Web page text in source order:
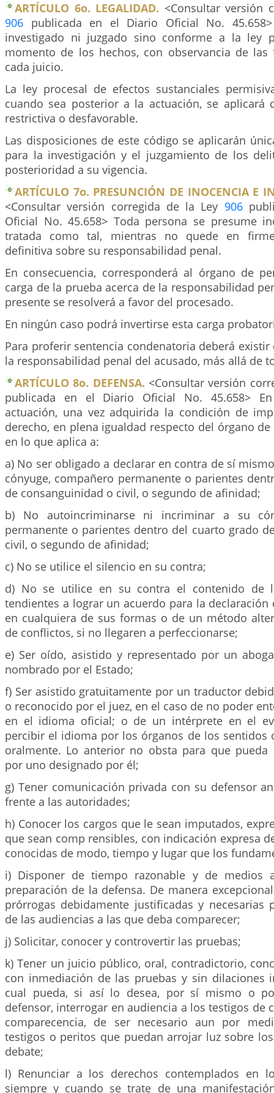
ARTÍCULO 6o. LEGALIDAD. <Consultar versión
906 publicada en el Diario Oficial No.
investigado ni juzgado sino conforme a la ley
momento de los hechos, con observancia de
cada juicio.
La ley procesal de efectos sustanciales
cuando sea posterior a la actuación, se aplicará
restrictiva o desfavorable.
Las disposiciones de este código se aplicarán
para la investigación y el juzgamiento de los
posterioridad a su vigencia.
ARTÍCULO 7o. PRESUNCIÓN DE INOCENCIA E
<Consultar versión corregida de la Ley 906
Oficial No. 45.658> Toda persona se presume
tratada como tal, mientras no quede en
definitiva sobre su responsabilidad penal.
En consecuencia, corresponderá al órgano de
carga de la prueba acerca de la responsabilidad
presente se resolverá a favor del procesado.
En ningún caso podrá invertirse esta carga
Para proferir sentencia condenatoria deberá
la responsabilidad penal del acusado, más allá de
ARTÍCULO 8o. DEFENSA. <Consultar versión
publicada en el Diario Oficial No. 45.658>
actuación, una vez adquirida la condición de
derecho, en plena igualdad respecto del órgano
en lo que aplica a:
a) No ser obligado a declarar en contra de sí
cónyuge, compañero permanente o parientes
de consanguinidad o civil, o segundo de afinidad;
b) No autoincriminarse ni incriminar a su
permanente o parientes dentro del cuarto grado
civil, o segundo de afinidad;
c) No se utilice el silencio en su contra;
d) No se utilice en su contra el contenido de
tendientes a lograr un acuerdo para la declaración
en cualquiera de sus formas o de un método
de conflictos, si no llegaren a perfeccionarse;
e) Ser oído, asistido y representado por un
nombrado por el Estado;
f) Ser asistido gratuitamente por un traductor
o reconocido por el juez, en el caso de no poder
en el idioma oficial; o de un intérprete en el
percibir el idioma por los órganos de los sentidos
oralmente. Lo anterior no obsta para que pueda
por uno designado por él;
g) Tener comunicación privada con su defensor
frente a las autoridades;
h) Conocer los cargos que le sean imputados,
que sean comp rensibles, con indicación expresa
conocidas de modo, tiempo y lugar que los
i) Disponer de tiempo razonable y de medios
preparación de la defensa. De manera
prórrogas debidamente justificadas y necesarias
de las audiencias a las que deba comparecer;
j) Solicitar, conocer y controvertir las pruebas;
k) Tener un juicio público, oral, contradictorio,
con inmediación de las pruebas y sin dilaciones
cual pueda, si así lo desea, por sí mismo o
defensor, interrogar en audiencia a los testigos de
comparecencia, de ser necesario aun por
testigos o peritos que puedan arrojar luz sobre
debate;
l) Renunciar a los derechos contemplados en
siempre y cuando se trate de una